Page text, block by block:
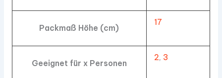
Packmaß Höhe (cm)
17
Geeignet für x Personen
2, 3